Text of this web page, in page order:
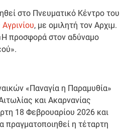
στο Πνευματικό Κέντρο του
, με ομιλητή τον Αρχιμ.
προσφορά στον αδύναμο
«Παναγία η Παραμυθία»
και Ακαρνανίας
18 Φεβρουαρίου 2026 και
πραγματοποιηθεί η τέταρτη